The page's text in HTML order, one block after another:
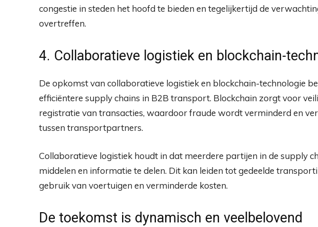
congestie in steden het hoofd te bieden en tegelijkertijd de
overtreffen.
4. Collaboratieve logistiek en blockchain-
De opkomst van collaboratieve logistiek en blockchain-technologie
efficiëntere supply chains in B2B transport. Blockchain zorgt voor
registratie van transacties, waardoor fraude wordt verminderd en
tussen transportpartners.
Collaboratieve logistiek houdt in dat meerdere partijen in de supply
middelen en informatie te delen. Dit kan leiden tot gedeelde
gebruik van voertuigen en verminderde kosten.
De toekomst is dynamisch en veelbelovend